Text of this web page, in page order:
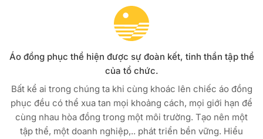
Áo đồng phục thể hiện được sự đoàn kết, tinh thần tập thể
của tổ chức.
Bất kể ai trong chúng ta khi cùng khoác lên chiếc áo đồng
phục đều có thể xua tan mọi khoảng cách, mọi giới hạn để
cùng nhau hòa đồng trong một môi trường. Tạo nên một
tập thể, một doanh nghiệp,.. phát triển bền vững. Hiểu